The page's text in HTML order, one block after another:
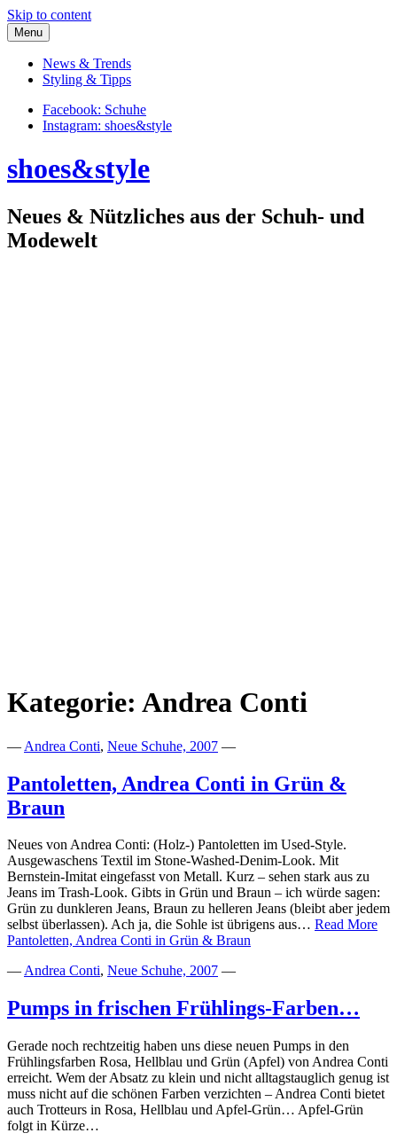
Skip to content
Menu
News & Trends
Styling & Tipps
Facebook: Schuhe
Instagram: shoes&style
shoes&style
Neues & Nützliches aus der Schuh- und
Modewelt
Kategorie: Andrea Conti
— Andrea Conti, Neue Schuhe, 2007 —
Pantoletten, Andrea Conti in Grün &
Braun
Neues von Andrea Conti: (Holz-) Pantoletten im Used-Style.
Ausgewaschens Textil im Stone-Washed-Denim-Look. Mit
Bernstein-Imitat eingefasst von Metall. Kurz – sehen stark aus zu
Jeans im Trash-Look. Gibts in Grün und Braun – ich würde sagen:
Grün zu dunkleren Jeans, Braun zu helleren Jeans (bleibt aber jedem
selbst überlassen). Ach ja, die Sohle ist übrigens aus… Read More
Pantoletten, Andrea Conti in Grün & Braun
—Andrea Conti, Neue Schuhe, 2007 —
Pumps in frischen Frühlings-Farben…
Gerade noch rechtzeitig haben uns diese neuen Pumps in den
Frühlingsfarben Rosa, Hellblau und Grün (Apfel) von Andrea Conti
erreicht. Wem der Absatz zu klein und nicht alltagstauglich genug ist
muss nicht auf die schönen Farben verzichten – Andrea Conti bietet
auch Trotteurs in Rosa, Hellblau und Apfel-Grün… Apfel-Grün
folgt in Kürze…